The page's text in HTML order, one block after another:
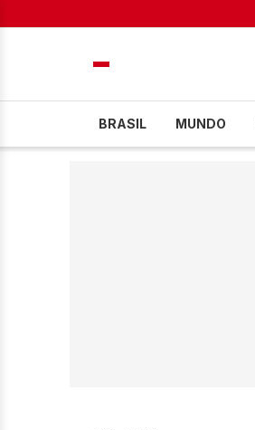
BRASIL MUNDO